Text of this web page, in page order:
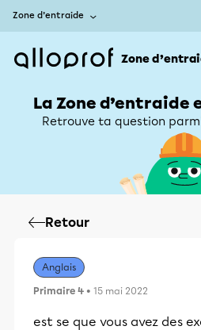
Zone d’entraide
Zone
La Zone d’entraide
Retrouve ta question
Retour
Anglais
Primaire 4 • 15 mai 2022
est se que vous avez des